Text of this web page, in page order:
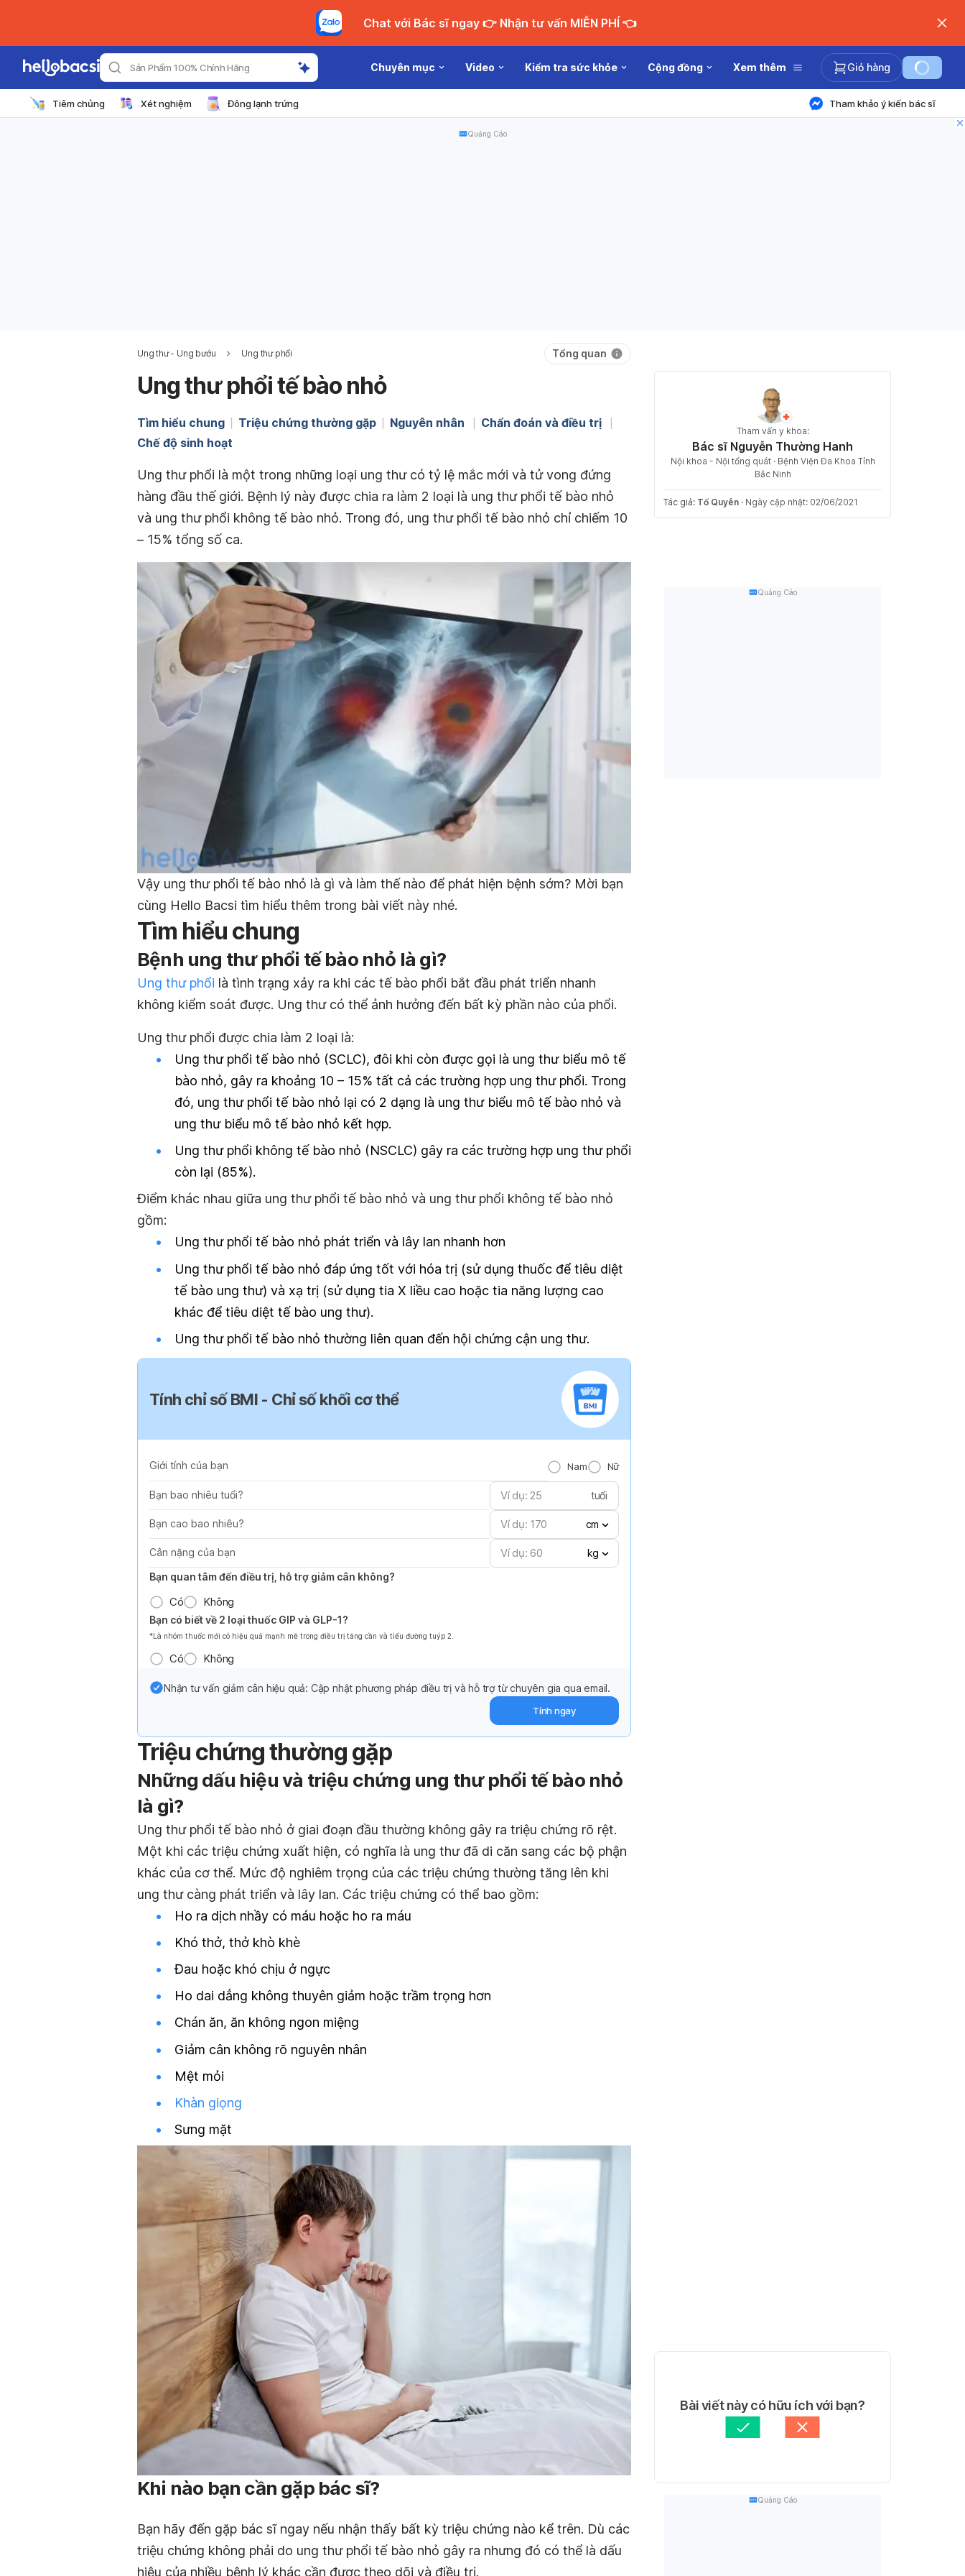
Chat với Bác sĩ ngay 👉 Nhận tư vấn MIỄN PHÍ 👈
Sản Phẩm 100% Chính Hãng Chuyên mục Video Kiểm tra sức khỏe Cộng đồng Xem thêm Giỏ hàng
Tiêm chủng Xét nghiệm Đông lạnh trứng Tham khảo ý kiến bác sĩ
Quảng Cáo
Ung thư - Ung bướu Ung thư phổi Tổng quan
Ung thư phổi tế bào nhỏ
Tìm hiểu chung Triệu chứng thường gặp Nguyên nhân
Chẩn đoán và điều trị
Chế độ sinh hoạt
Ung thư phổi là một trong những loại ung thư có tỷ lệ mắc mới và tử vong đứng
hàng đầu thế giới. Bệnh lý này được chia ra làm 2 loại là ung thư phổi tế bào nhỏ
và ung thư phổi không tế bào nhỏ. Trong đó, ung thư phổi tế bào nhỏ chỉ chiếm 10
– 15% tổng số ca.
Vậy ung thư phổi tế bào nhỏ là gì và làm thế nào để phát hiện bệnh sớm? Mời bạn
cùng Hello Bacsi tìm hiểu thêm trong bài viết này nhé.
Tìm hiểu chung
Bệnh ung thư phổi tế bào nhỏ là gì?
Ung thư phổi là tình trạng xảy ra khi các tế bào phổi bắt đầu phát triển nhanh
không kiểm soát được. Ung thư có thể ảnh hưởng đến bất kỳ phần nào của phổi.
Ung thư phổi được chia làm 2 loại là:
Ung thư phổi tế bào nhỏ (SCLC), đôi khi còn được gọi là ung thư biểu mô tế
bào nhỏ, gây ra khoảng 10 – 15% tất cả các trường hợp ung thư phổi. Trong
đó, ung thư phổi tế bào nhỏ lại có 2 dạng là ung thư biểu mô tế bào nhỏ và
ung thư biểu mô tế bào nhỏ kết hợp.
Ung thư phổi không tế bào nhỏ (NSCLC) gây ra các trường hợp ung thư phổi
còn lại (85%).
Điểm khác nhau giữa ung thư phổi tế bào nhỏ và ung thư phổi không tế bào nhỏ
gồm:
Ung thư phổi tế bào nhỏ phát triển và lây lan nhanh hơn
Ung thư phổi tế bào nhỏ đáp ứng tốt với hóa trị (sử dụng thuốc để tiêu diệt
tế bào ung thư) và xạ trị (sử dụng tia X liều cao hoặc tia năng lượng cao
khác để tiêu diệt tế bào ung thư).
Ung thư phổi tế bào nhỏ thường liên quan đến hội chứng cận ung thư.
Tính chỉ số BMI - Chỉ số khối cơ thể
Giới tính của bạn Nam Nữ
Bạn bao nhiêu tuổi? tuổi
Bạn cao bao nhiêu? cm
Cân nặng của bạn
kg
Bạn quan tâm đến điều trị, hỗ trợ giảm cân không?
Có Không
Bạn có biết về 2 loại thuốc GIP và GLP-1?
*Là nhóm thuốc mới có hiệu quả mạnh mẽ trong điều trị tăng cần và tiểu đường tuýp 2.
Có Không
Nhận tư vấn giảm cân hiệu quả: Cập nhật phương pháp điều trị và hỗ trợ từ chuyên gia qua email.
Tính ngay
Triệu chứng thường gặp
Những dấu hiệu và triệu chứng ung thư phổi tế bào nhỏ
là gì?
Ung thư phổi tế bào nhỏ ở giai đoạn đầu thường không gây ra triệu chứng rõ rệt.
Một khi các triệu chứng xuất hiện, có nghĩa là ung thư đã di căn sang các bộ phận
khác của cơ thể. Mức độ nghiêm trọng của các triệu chứng thường tăng lên khi
ung thư càng phát triển và lây lan. Các triệu chứng có thể bao gồm:
Ho ra dịch nhầy có máu hoặc ho ra máu
Khó thở, thở khò khè
Đau hoặc khó chịu ở ngực
Ho dai dẳng không thuyên giảm hoặc trầm trọng hơn
Chán ăn, ăn không ngon miệng
Giảm cân không rõ nguyên nhân
Mệt mỏi
Khàn giọng
Sưng mặt
Khi nào bạn cần gặp bác sĩ?
Bạn hãy đến gặp bác sĩ ngay nếu nhận thấy bất kỳ triệu chứng nào kể trên. Dù các
triệu chứng không phải do ung thư phổi tế bào nhỏ gây ra nhưng đó có thể là dấu
hiệu của nhiều bệnh lý khác cần được theo dõi và điều trị.
Tham vấn y khoa:
Bác sĩ Nguyễn Thường Hanh
Nội khoa - Nội tổng quát · Bệnh Viện Đa Khoa Tỉnh
Bắc Ninh
Tác giả: Tố Quyên · Ngày cập nhật: 02/06/2021
Quảng Cáo
Bài viết này có hữu ích với bạn?
Quảng Cáo